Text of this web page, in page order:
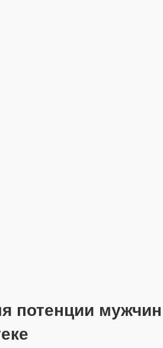
потенции мужчин